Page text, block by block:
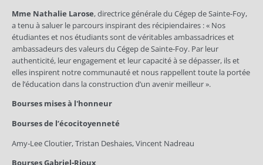
Mme Nathalie Larose, directrice générale du Cégep de Sainte-Foy,
a tenu à saluer le parcours inspirant des récipiendaires : « Nos
étudiantes et nos étudiants sont de véritables ambassadrices et
ambassadeurs des valeurs du Cégep de Sainte-Foy. Par leur
authenticité, leur engagement et leur capacité à se dépasser, ils et
elles inspirent notre communauté et nous rappellent toute la portée
de l’éducation dans la construction d’un avenir meilleur ».
Bourses mises à l'honneur
Bourses de l’écocitoyenneté
Amy‑Lee Cloutier, Tristan Deshaies, Vincent Nadreau
Bourses Gabriel‑Rioux